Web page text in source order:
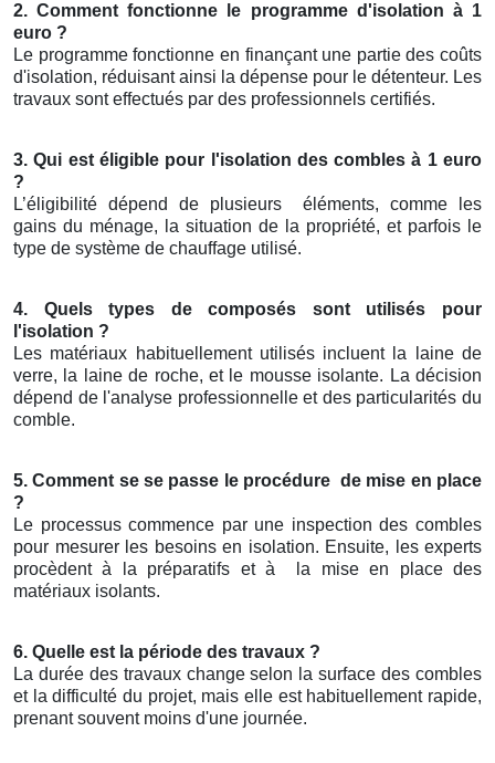
2. Comment fonctionne le programme d'isolation à 1
euro ?
Le programme fonctionne en finançant une partie des coûts
d'isolation, réduisant ainsi la dépense pour le détenteur. Les
travaux sont effectués par des professionnels certifiés.
3. Qui est éligible pour l'isolation des combles à 1 euro
?
L’éligibilité dépend de plusieurs
éléments, comme les
gains du ménage, la situation de la propriété, et parfois le
type de système de chauffage utilisé.
4. Quels types de composés sont utilisés pour
l'isolation ?
Les matériaux habituellement utilisés incluent la laine de
verre, la laine de roche, et le mousse isolante. La décision
dépend de l'analyse professionnelle et des particularités du
comble.
5. Comment se se passe le procédure de mise en place
?
Le processus commence par une inspection des combles
pour mesurer les besoins en isolation. Ensuite, les experts
procèdent à la préparatifs et à
la mise en place des
matériaux isolants.
6. Quelle est la période des travaux ?
La durée des travaux change selon la surface des combles
et la difficulté du projet, mais elle est habituellement rapide,
prenant souvent moins d'une journée.